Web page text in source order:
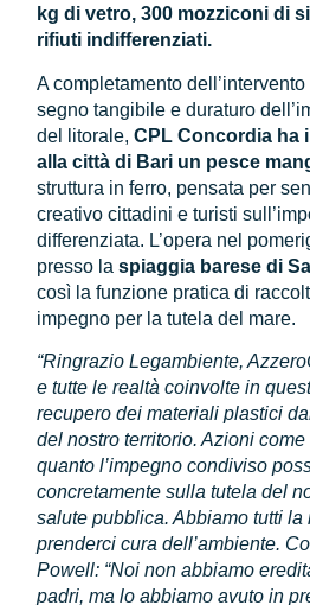
kg di vetro, 300 mozziconi di
rifiuti indifferenziati.
A completamento
segno tangibile e duraturo
del litorale,CPL Concordia ha
alla città di Bari un pesce
struttura in ferro, pensata per
creativo cittadini e turisti
differenziata. L’opera nel
presso laspiaggia barese di
così la funzione pratica di
impegno per la tutela del mare.
“Ringrazio Legambiente,
e tutte le realtà coinvolte in
recupero dei materiali plastici
del nostro territorio. Azioni
quanto l’impegno condiviso
concretamente sulla tutela del
salute pubblica. Abbiamo tutti
prenderci cura dell’ambiente.
Powell: “Noi non abbiamo
padri, ma lo abbiamo avuto in